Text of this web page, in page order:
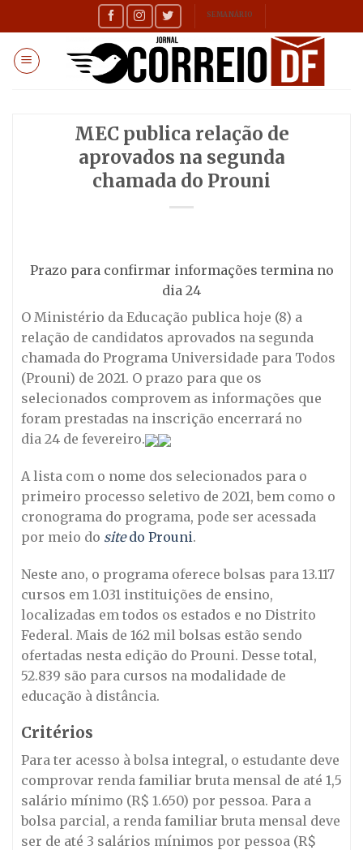
to
content
SEMANÁRIO
MEC publica relação de
aprovados na segunda
chamada do Prouni
Prazo para confirmar informações termina no
dia 24
O Ministério da Educação publica hoje (8) a
relação de candidatos aprovados na segunda
chamada do Programa Universidade para Todos
(Prouni) de 2021. O prazo para que os
selecionados comprovem as informações que
foram prestadas na inscrição encerrará no
dia 24 de fevereiro.
A lista com o nome dos selecionados para o
primeiro processo seletivo de 2021, bem como o
cronograma do programa, pode ser acessada
por meio do sitedo Prouni.
Neste ano, o programa oferece bolsas para 13.117
cursos em 1.031 instituições de ensino,
localizadas em todos os estados e no Distrito
Federal. Mais de 162 mil bolsas estão sendo
ofertadas nesta edição do Prouni. Desse total,
52.839 são para cursos na modalidade de
educação à distância.
Critérios
Para ter acesso à bolsa integral, o estudante deve
comprovar renda familiar bruta mensal de até 1,5
salário mínimo (R$ 1.650) por pessoa. Para a
bolsa parcial, a renda familiar bruta mensal deve
ser de até 3 salários mínimos por pessoa (R$